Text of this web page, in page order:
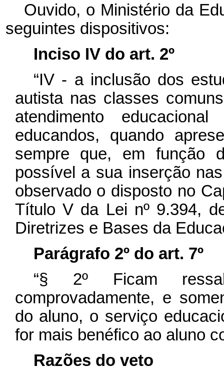
Ouvido, o Ministério da
seguintes dispositivos:
Inciso IV do art. 2º
“IV - a inclusão dos
autista nas classes
atendimento
educandos, quando
sempre que, em função
possível a sua inserção
observado o disposto no
Título V da Lei nº 9.394,
Diretrizes e Bases da
Parágrafo 2º do art. 7º
“§ 2º Ficam
comprovadamente, e
do aluno, o serviço
for mais benéfico ao aluno
Razões do veto